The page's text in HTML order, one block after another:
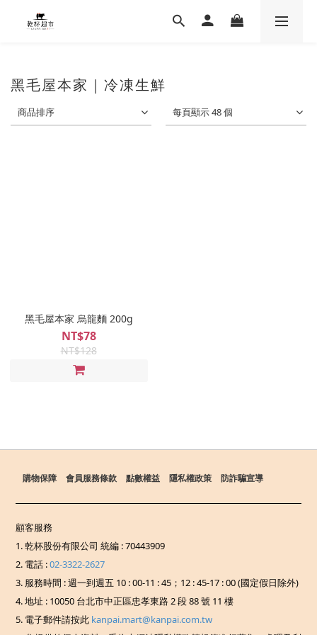
黑毛屋本家｜冷凍生鮮
商品排序 每頁顯示 48 個
黑毛屋本家 烏龍麵 200g
NT$78
NT$128
購物保障 會員服務條款 點數權益 隱私權政策 防詐騙宣導
顧客服務
1. 乾杯股份有限公司 統編 : 70443909
2. 電話 :02-3322-2627
3. 服務時間 : 週一到週五 10 : 00-11 : 45；12 : 45-17 : 00 (國定假日除外)
4. 地址 : 10050 台北市中正區忠孝東路 2 段 88 號 11 樓
5. 電子郵件請按此 kanpai.mart@kanpai.com.tw